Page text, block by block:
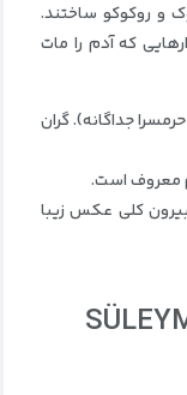
و روکوکو ساختند.
که آدم را مات
و حرمسرا جداگانه). گران
معروف است.
کلی عکس زیبا